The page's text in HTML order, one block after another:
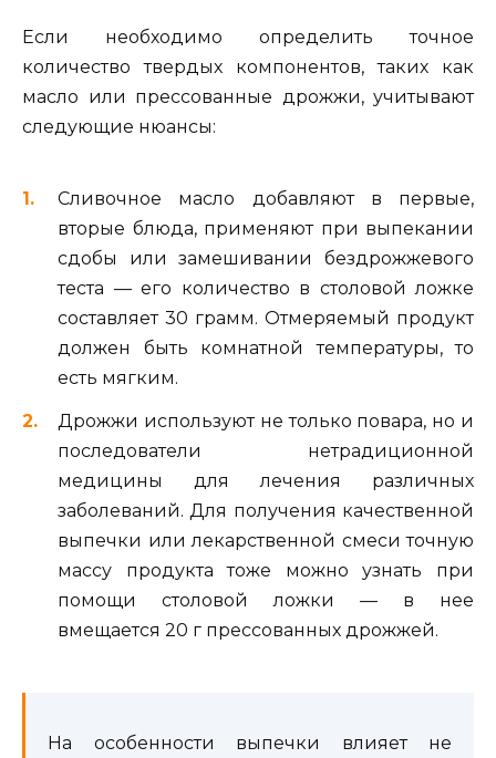
Если необходимо определить точное
количество твердых компонентов, таких как
масло или прессованные дрожжи, учитывают
следующие нюансы:
Сливочное масло добавляют в первые,
вторые блюда, применяют при выпекании
сдобы или замешивании бездрожжевого
теста — его количество в столовой ложке
составляет 30 грамм. Отмеряемый продукт
должен быть комнатной температуры, то
есть мягким.
Дрожжи используют не только повара, но и
последователи нетрадиционной
медицины для лечения различных
заболеваний. Для получения качественной
выпечки или лекарственной смеси точную
массу продукта тоже можно узнать при
помощи столовой ложки — в нее
вмещается 20 г прессованных дрожжей.
На особенности выпечки влияет не